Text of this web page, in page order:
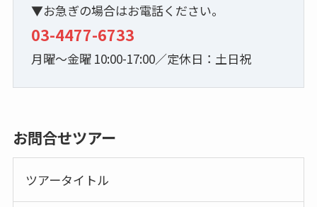
▼お急ぎの場合はお電話ください。
03-4477-6733
月曜～金曜 10:00-17:00／定休日：土日祝
お問合せツアー
ツアータイトル